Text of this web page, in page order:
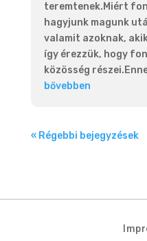
teremtenek.Miért
hagyjunk magunk
valamit azoknak,
így érezzük, hogy
közösség
bővebben
« Régebbi bejegyzések